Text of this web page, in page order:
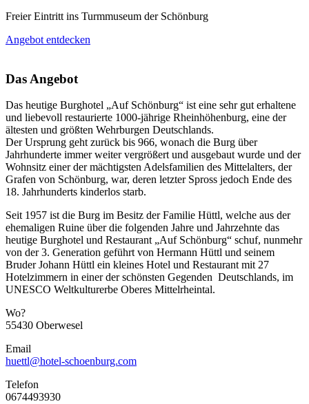
Freier Eintritt ins Turmmuseum der Schönburg
Angebot entdecken
Das Angebot
Das heutige Burghotel „Auf Schönburg“ ist eine sehr gut erhaltene
und liebevoll restaurierte 1000-jährige Rheinhöhenburg, eine der
ältesten und größten Wehrburgen Deutschlands.
Der Ursprung geht zurück bis 966, wonach die Burg über
Jahrhunderte immer weiter vergrößert und ausgebaut wurde und der
Wohnsitz einer der mächtigsten Adelsfamilien des Mittelalters, der
Grafen von Schönburg, war, deren letzter Spross jedoch Ende des
18. Jahrhunderts kinderlos starb.
Seit 1957 ist die Burg im Besitz der Familie Hüttl, welche aus der
ehemaligen Ruine über die folgenden Jahre und Jahrzehnte das
heutige Burghotel und Restaurant „Auf Schönburg“ schuf, nunmehr
von der 3. Generation geführt von Hermann Hüttl und seinem
Bruder Johann Hüttl ein kleines Hotel und Restaurant mit 27
Hotelzimmern in einer der schönsten Gegenden Deutschlands, im
UNESCO Weltkulturerbe Oberes Mittelrheintal.
Wo?
55430 Oberwesel
Email
huettl@hotel-schoenburg.com
Telefon
0674493930